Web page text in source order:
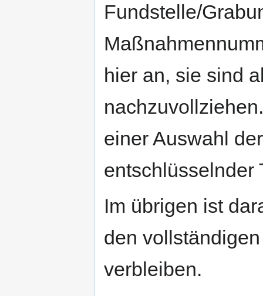
Fundstelle/
hier an, sie sind
einer Auswahl
entschlüsselnder
Im übrigen ist
den
verbleiben.